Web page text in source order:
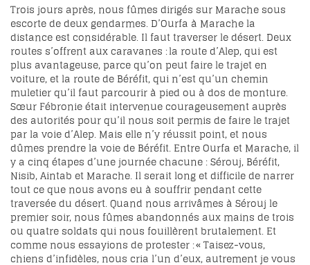
Trois jours après, nous fûmes dirigés sur Marache sous
escorte de deux gendarmes. D’Ourfa à Marache la
distance est considérable. Il faut traverser le désert. Deux
routes s’offrent aux caravanes : la route d’Alep, qui est
plus avantageuse, parce qu’on peut faire le trajet en
voiture, et la route de Béréfit, qui n’est qu’un chemin
muletier qu’il faut parcourir à pied ou à dos de monture.
Sœur Fébronie était intervenue courageusement auprès
des autorités pour qu’il nous soit permis de faire le trajet
par la voie d’Alep. Mais elle n’y réussit point, et nous
dûmes prendre la voie de Béréfit. Entre Ourfa et Marache, il
y a cinq étapes d’une journée chacune : Sérouj, Béréfit,
Nisib, Aintab et Marache. Il serait long et difficile de narrer
tout ce que nous avons eu à souffrir pendant cette
traversée du désert. Quand nous arrivâmes à Sérouj le
premier soir, nous fûmes abandonnés aux mains de trois
ou quatre soldats qui nous fouillèrent brutalement. Et
comme nous essayions de protester : « Taisez-vous,
chiens d’infidèles, nous cria l’un d’eux, autrement je vous